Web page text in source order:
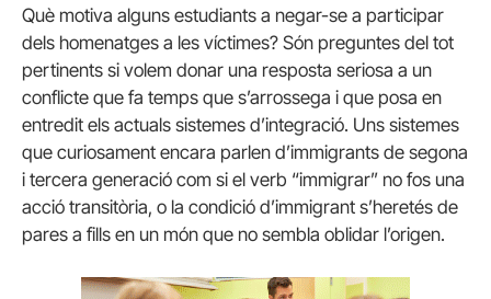
Què motiva alguns estudiants a negar-se a participar
dels homenatges a les víctimes? Són preguntes del tot
pertinents si volem donar una resposta seriosa a un
conflicte que fa temps que s’arrossega i que posa en
entredit els actuals sistemes d’integració. Uns sistemes
que curiosament encara parlen d’immigrants de segona
i tercera generació com si el verb “immigrar” no fos una
acció transitòria, o la condició d’immigrant s’heretés de
pares a fills en un món que no sembla oblidar l’origen.